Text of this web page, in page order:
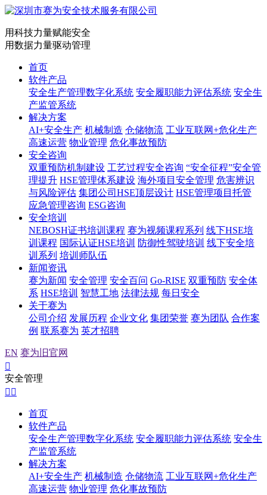
用科技力量赋能安全
用数据力量驱动管理
首页
软件产品
安全生产管理数字化系统 安全履职能力评估系统 安全生
产监管系统
解决方案
AI+安全生产 机械制造 仓储物流 工业互联网+危化生产
高速运营 物业管理 危化事故预防
安全咨询
双重预防机制建设 工艺过程安全咨询 “安全征程”安全管
理提升 HSE管理体系建设 海外项目安全管理 危害辨识
与风险评估 集团公司HSE顶层设计 HSE管理项目托管
应急管理咨询 ESG咨询
安全培训
NEBOSH证书培训课程 赛为视频课程系列 线下HSE培
训课程 国际认证HSE培训 防御性驾驶培训 线下安全培
训系列 培训师队伍
新闻资讯
赛为新闻 安全管理 安全百问 Go-RISE 双重预防 安全体
系 HSE培训 智慧工地 法律法规 每日安全
关于赛为
公司介绍 发展历程 企业文化 集团荣誉 赛为团队 合作案
例 联系赛为 英才招聘
EN 赛为旧官网

安全管理
 
首页
软件产品
安全生产管理数字化系统 安全履职能力评估系统 安全生
产监管系统
解决方案
AI+安全生产 机械制造 仓储物流 工业互联网+危化生产
高速运营 物业管理 危化事故预防